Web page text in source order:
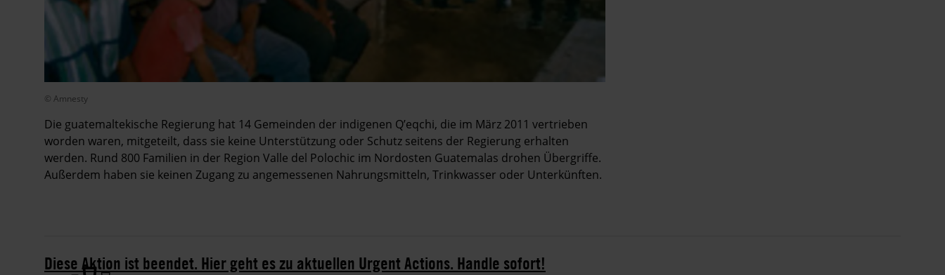
© Amnesty
Die guatemaltekische Regierung hat 14 Gemeinden der indigenen Q’eqchi, die im März 2011 vertrieben
worden waren, mitgeteilt, dass sie keine Unterstützung oder Schutz seitens der Regierung erhalten
werden. Rund 800 Familien in der Region Valle del Polochic im Nordosten Guatemalas drohen Übergriffe.
Außerdem haben sie keinen Zugang zu angemessenen Nahrungsmitteln, Trinkwasser oder Unterkünften.
Diese Aktion ist beendet. Hier geht es zu aktuellen Urgent Actions. Handle sofort!